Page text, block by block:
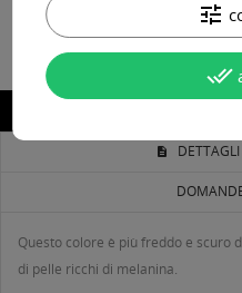
Questo colore è più freddo e scuro
di pelle ricchi di melanina.
tune
done_all